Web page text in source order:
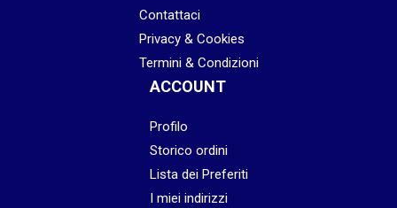
Contattaci
Privacy & Cookies
Termini & Condizioni
ACCOUNT
Profilo
Storico ordini
Lista dei Preferiti
I miei indirizzi